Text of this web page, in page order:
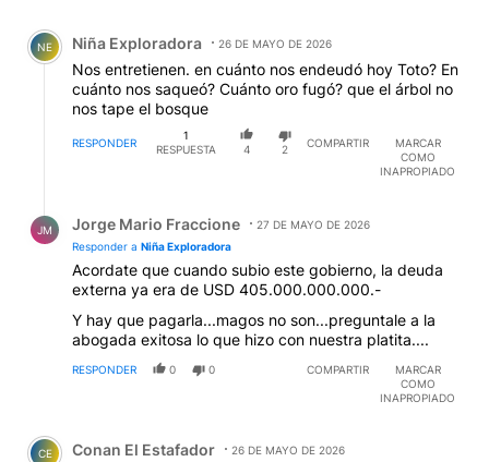
Comentario de Niña Exploradora.
NE Niña Exploradora 26 DE MAYO DE 2026
Nos entretienen. en cuánto nos endeudó hoy Toto? En
cuánto nos saqueó? Cuánto oro fugó? que el árbol no
nos tape el bosque
RESPONDER
1
RESPUESTA
4 2
COMPARTIR
MARCAR
COMO
INAPROPIADO
JM Jorge Mario Fraccione
27 DE MAYO DE 2026
Responder a Niña Exploradora
Acordate que cuando subio este gobierno, la deuda
externa ya era de USD 405.000.000.000.-
Y hay que pagarla...magos no son...preguntale a la
abogada exitosa lo que hizo con nuestra platita....
RESPONDER 0 0 COMPARTIR
MARCAR
COMO
INAPROPIADO
Comentario de Conan El Estafador.
CE Conan El Estafador 26 DE MAYO DE 2026